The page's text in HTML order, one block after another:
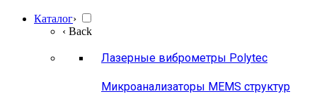
Каталог›
‹ Back
Лазерные виброметры Polytec
Микроанализаторы MEMS структур